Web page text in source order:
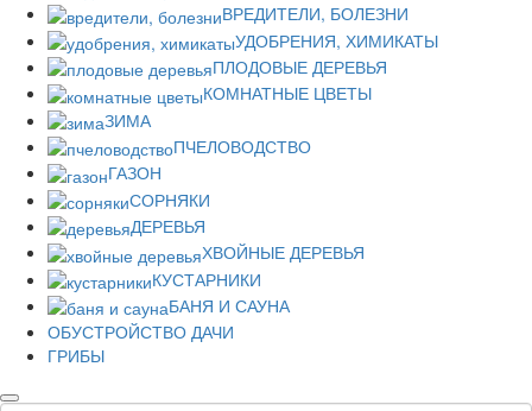
ВРЕДИТЕЛИ, БОЛЕЗНИ
УДОБРЕНИЯ, ХИМИКАТЫ
ПЛОДОВЫЕ ДЕРЕВЬЯ
КОМНАТНЫЕ ЦВЕТЫ
ЗИМА
ПЧЕЛОВОДСТВО
ГАЗОН
СОРНЯКИ
ДЕРЕВЬЯ
ХВОЙНЫЕ ДЕРЕВЬЯ
КУСТАРНИКИ
БАНЯ И САУНА
ОБУСТРОЙСТВО ДАЧИ
ГРИБЫ